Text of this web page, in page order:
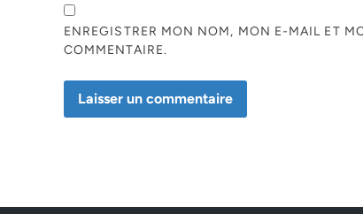
ENREGISTRER MON NOM, MON E-MAIL ET
COMMENTAIRE.